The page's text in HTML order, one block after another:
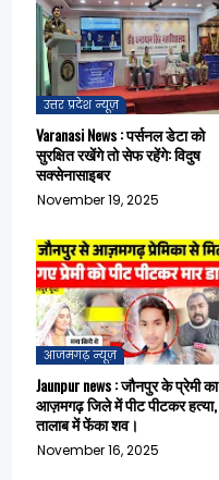
उत्तर प्रदेश न्यूज़
Varanasi News : पर्सनल डेटा को
सुरक्षित रखेंगे तो सेफ रहेंगे: विदुष
सक्सेनासाइबर
November 19, 2025
आजमगढ़ न्यूज़
Jaunpur news : जौनपुर के प्रेमी का
आज़मगढ़ जिले में पीट पीटकर हत्या,
तालाब में फेंका शव।
November 16, 2025